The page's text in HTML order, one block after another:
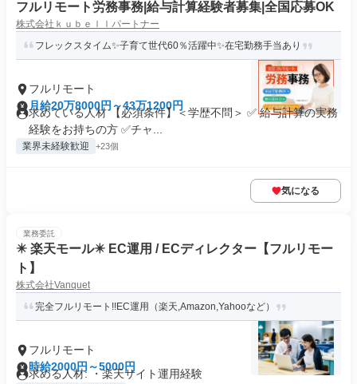
フルリモート労務事務|給与計算経験者募集|全国応募OK
株式会社ｋｕｂｅｌｌパートナー
フレックスタイム✨子育て世代60％活躍中✨在宅勤務手当あり
フルリモート
月給20万8000円～43万1200円
求めている人材 【必須条件】＜学歴不問＞ ✅ 給与計算の実務
経験をお持ちの方 ✅️チャ...
業界未経験歓迎 +23個
気になる
業務委託
✴️ 楽天モール✴️ EC運用 / ECディレクター【フルリモー
ト】
株式会社Vanquet
完全フルリモート!!EC運用（楽天,Amazon,Yahooなど）
フルリモート
時給2000円～5000円
求める人材: ・楽天サイト運用経験